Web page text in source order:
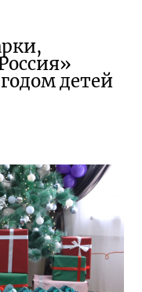
детей